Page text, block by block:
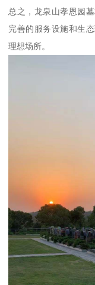
总之，龙泉山孝恩园
完善的服务设施和生
理想场所。